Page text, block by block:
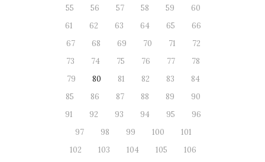
55
56 57 58 59
60
61
62 63 64 65
66
67
68 69 70 71
72
73
74 75 76 77
78
79
80 81 82 83
84
85
86 87 88 89
90
91
92 93 94 95
96
97
98 99 100
101
102
103 104 105
106